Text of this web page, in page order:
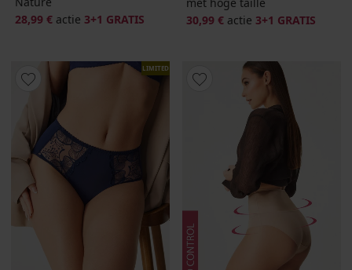
28,99 € actie 3+1 GRATIS
30,99 € actie 3+1 GRATIS
LIMITED